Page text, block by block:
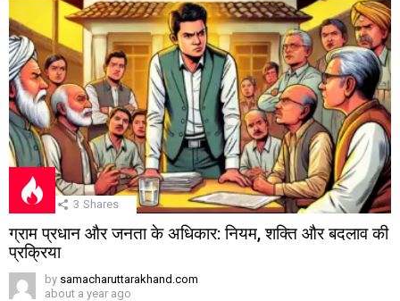
3 Shares
ग्राम प्रधान और जनता के अधिकार: नियम, शक्ति और बदलाव की
प्रक्रिया
by samacharuttarakhand.com
about a year ago